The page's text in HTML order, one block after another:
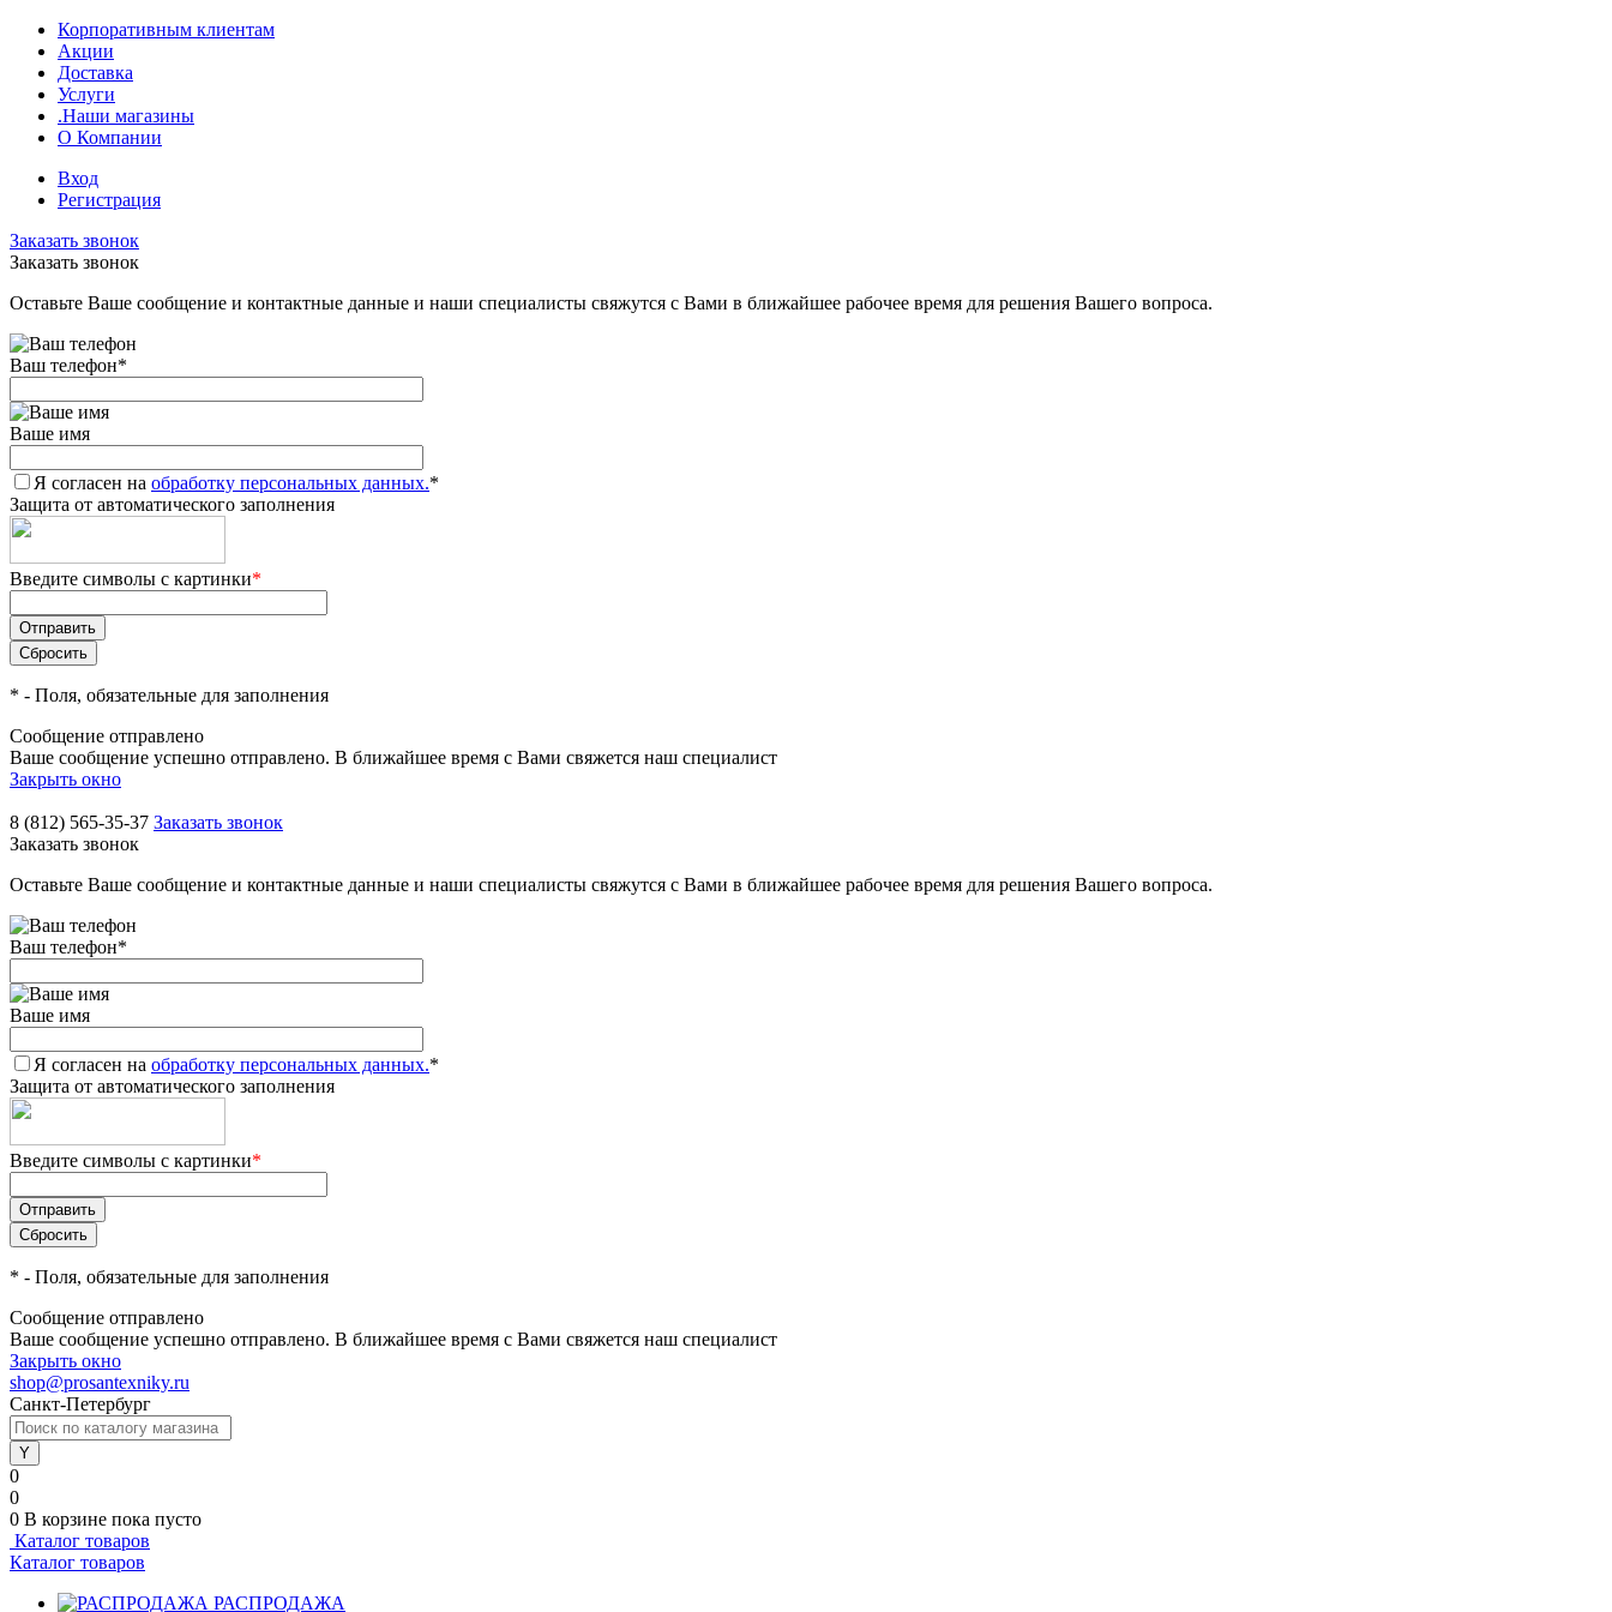
Корпоративным клиентам
Акции
Доставка
Услуги
.Наши магазины
О Компании
Вход
Регистрация
Заказать звонок
Заказать звонок
Оставьте Ваше сообщение и контактные данные и наши специалисты свяжутся с Вами в ближайшее рабочее время для решения Вашего вопроса.
Ваш телефон*
Ваше имя
Я согласен на обработку персональных данных.*
Защита от автоматического заполнения
Введите символы с картинки*
* - Поля, обязательные для заполнения
Сообщение отправлено
Ваше сообщение успешно отправлено. В ближайшее время с Вами свяжется наш специалист
Закрыть окно
8 (812) 565-35-37 Заказать звонок
Заказать звонок
Оставьте Ваше сообщение и контактные данные и наши специалисты свяжутся с Вами в ближайшее рабочее время для решения Вашего вопроса.
Ваш телефон*
Ваше имя
Я согласен на обработку персональных данных.*
Защита от автоматического заполнения
Введите символы с картинки*
* - Поля, обязательные для заполнения
Сообщение отправлено
Ваше сообщение успешно отправлено. В ближайшее время с Вами свяжется наш специалист
Закрыть окно
shop@prosantexniky.ru
Санкт-Петербург
0
0
0 В корзине пока пусто
Каталог товаров
Каталог товаров
РАСПРОДАЖА